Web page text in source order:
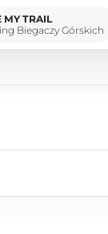
MY TRAIL
Biegaczy Górskich